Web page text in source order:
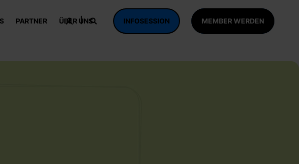
PARTNER ÜBER UNS INFOSESSION MEMBER WERDEN